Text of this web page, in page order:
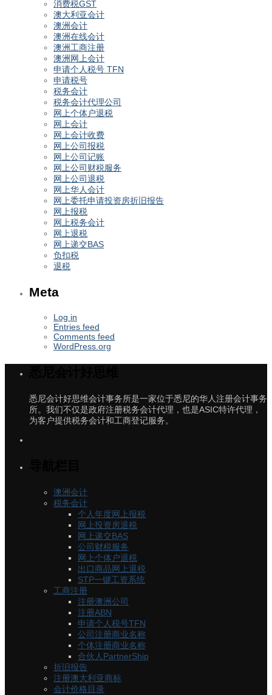
消费税GST
澳大利亚会计
澳洲会计
澳洲在线会计
澳洲工商注册
澳洲网上会计
申请个人税号 TFN
申请税号
税务会计
税务会计代理公司
网上个体户退税
网上会计
网上会计收费
网上公司报税
网上公司记账
网上公司财税服务
网上公司退税
网上华人会计
网上委托申请投资房折旧报告
网上报税
网上税务会计
网上退税
网上递交BAS
负扣税
退税
Meta
Log in
Entries feed
Comments feed
WordPress.org
悉尼会计好思维会计事务所是一家位于悉尼的华人注册会计事务
所。我们不仅是政府注册税务会计代理，也是ASIC特许代理，
为客户提供税务会计和工商登记服务。
澳洲会计
税务会计
个人年度网上报税
网上投资房退税
网上递交BAS
公司财税服务
网上个体户退税
出口商品网上退税
STP一键工资系统
工商注册
注册澳洲公司
注册ABN
申请个人税号TFN
公司注册商业名称
个体注册商业名称
合伙人PartnerShip
折旧报告
注册澳大利亚商标
会计价格目录